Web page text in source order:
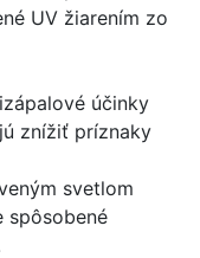
UV žiarením zo
účinky
znížiť príznaky
svetlom
spôsobené